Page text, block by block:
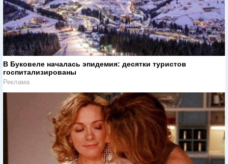
В Буковеле началась эпидемия: десятки туристов
госпитализированы
Реклама